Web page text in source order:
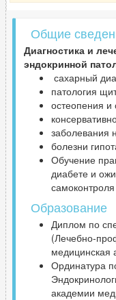
Общие
Диагностика и
эндокринной
сахарный
патология
остеопения и
заболевания
болезни
Обучение
диабете и
Образование
Диплом по
(Лечебно-
медицинская
Ординатура
академии